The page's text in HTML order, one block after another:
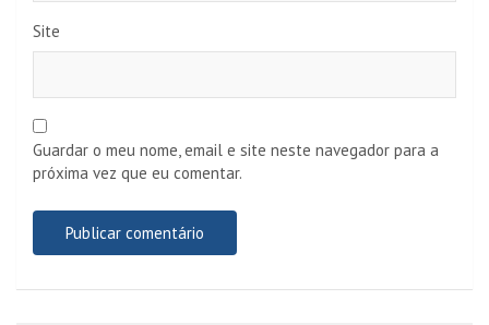
Site
Guardar o meu nome, email e site neste navegador para a
próxima vez que eu comentar.